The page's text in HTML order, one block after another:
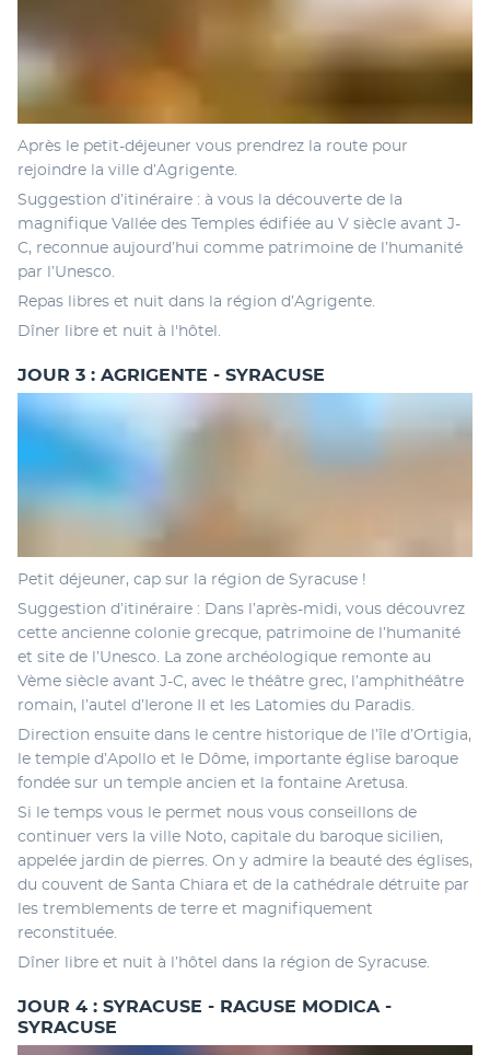
Après le petit-déjeuner vous prendrez la route pour
rejoindre la ville d’Agrigente.
Suggestion d’itinéraire : à vous la découverte de la
magnifique Vallée des Temples édifiée au V siècle avant J-
C, reconnue aujourd’hui comme patrimoine de l’humanité
par l’Unesco.
Repas libres et nuit dans la région d’Agrigente.
Dîner libre et nuit à l'hôtel.
JOUR 3 : AGRIGENTE - SYRACUSE
Petit déjeuner, cap sur la région de Syracuse !
Suggestion d’itinéraire : Dans l’après-midi, vous découvrez
cette ancienne colonie grecque, patrimoine de l’humanité
et site de l’Unesco. La zone archéologique remonte au
Vème siècle avant J-C, avec le théâtre grec, l’amphithéâtre
romain, l’autel d’Ierone II et les Latomies du Paradis.
Direction ensuite dans le centre historique de l’île d’Ortigia,
le temple d’Apollo et le Dôme, importante église baroque
fondée sur un temple ancien et la fontaine Aretusa.
Si le temps vous le permet nous vous conseillons de
continuer vers la ville Noto, capitale du baroque sicilien,
appelée jardin de pierres. On y admire la beauté des églises,
du couvent de Santa Chiara et de la cathédrale détruite par
les tremblements de terre et magnifiquement
reconstituée.
Dîner libre et nuit à l’hôtel dans la région de Syracuse.
JOUR 4 : SYRACUSE - RAGUSE MODICA -
SYRACUSE